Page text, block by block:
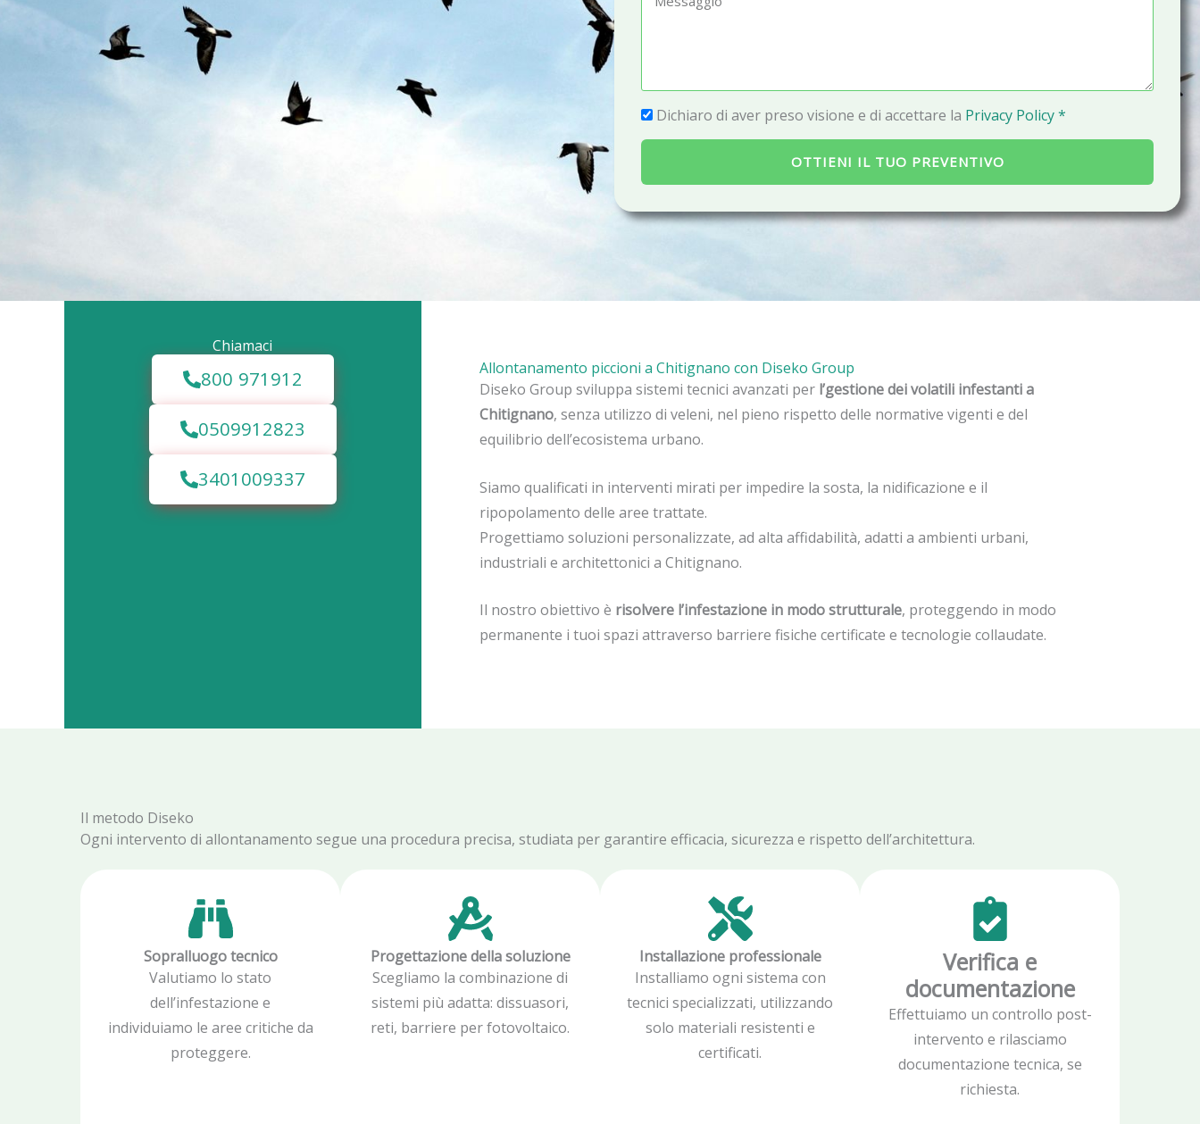
n
o
g
g
P
r
v
a
Dichiaro di aver preso visione e di accettare la Privacy Policy *
OTTIENI IL TUO PREVENTIVO
Allontanamento piccioni a Chitignano con Diseko Group
Diseko Group sviluppa sistemi tecnici avanzati per l’gestione dei volatili infestanti a
Chitignano, senza utilizzo di veleni, nel pieno rispetto delle normative vigenti e del
equilibrio dell’ecosistema urbano.
Siamo qualificati in interventi mirati per impedire la sosta, la nidificazione e il
ripopolamento delle aree trattate.
Progettiamo soluzioni personalizzate, ad alta affidabilità, adatti a ambienti urbani,
industriali e architettonici a Chitignano.
Il nostro obiettivo è risolvere l’infestazione in modo strutturale, proteggendo in modo
permanente i tuoi spazi attraverso barriere fisiche certificate e tecnologie collaudate.
Chiamaci
800 971912
0509912823
3401009337
Il metodo Diseko
Ogni intervento di allontanamento segue una procedura precisa, studiata per garantire efficacia, sicurezza e rispetto dell’architettura.
Sopralluogo tecnico
Valutiamo lo stato
dell’infestazione e
individuiamo le aree critiche da
proteggere.
Progettazione della soluzione
Scegliamo la combinazione di
sistemi più adatta: dissuasori,
reti, barriere per fotovoltaico.
Installazione professionale
Installiamo ogni sistema con
tecnici specializzati, utilizzando
solo materiali resistenti e
certificati.
Verifica e
documentazione
Effettuiamo un controllo post-
intervento e rilasciamo
documentazione tecnica, se
richiesta.